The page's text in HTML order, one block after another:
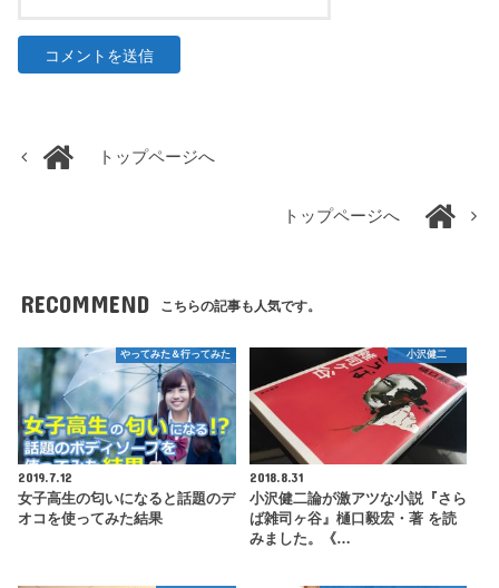
トップページへ
トップページへ
RECOMMEND こちらの記事も人気です。
やってみた＆行ってみた
2019.7.12
女子高生の匂いになると話題のデ
オコを使ってみた結果
小沢健二
2018.8.31
小沢健二論が激アツな小説『さら
ば雑司ヶ谷』樋口毅宏・著 を読
みました。《…